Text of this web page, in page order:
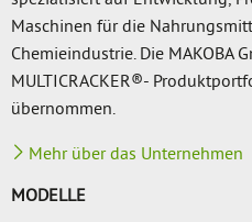
Maschinen für die
Chemieindustrie. Die MAKOBA
MULTICRACKER®-
übernommen.
Mehr über das Unternehmen
MODELLE